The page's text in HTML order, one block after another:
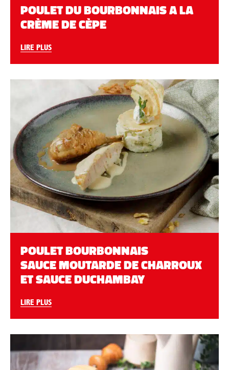
POULET DU BOURBONNAIS A LA
CRÈME DE CÈPE
LIRE PLUS
POULET BOURBONNAIS
SAUCE MOUTARDE DE CHARROUX
ET SAUCE DUCHAMBAY
LIRE PLUS